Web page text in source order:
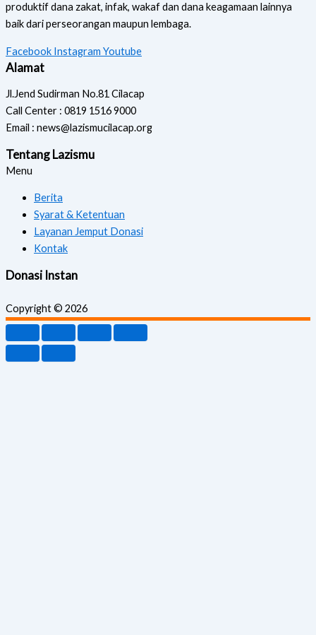
produktif dana zakat, infak, wakaf dan dana keagamaan lainnya
baik dari perseorangan maupun lembaga.
Facebook Instagram Youtube
Alamat
Jl.Jend Sudirman No.81 Cilacap
Call Center : 0819 1516 9000
Email : news@lazismucilacap.org
Tentang Lazismu
Menu
Berita
Syarat & Ketentuan
Layanan Jemput Donasi
Kontak
Donasi Instan
Copyright © 2026